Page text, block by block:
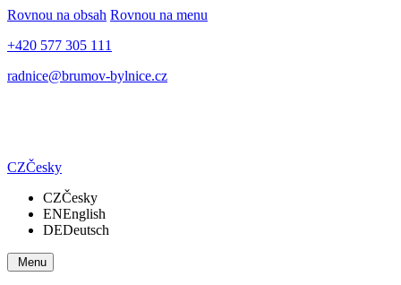
Rovnou na obsah Rovnou na menu
+420 577 305 111
radnice@brumov-bylnice.cz
CZČesky
CZČesky
ENEnglish
DEDeutsch
Menu